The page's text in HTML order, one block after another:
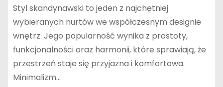
Styl skandynawski to jeden z najchętniej
wybieranych nurtów we współczesnym designie
wnętrz. Jego popularność wynika z prostoty,
funkcjonalności oraz harmonii, które sprawiają, że
przestrzeń staje się przyjazna i komfortowa.
Minimalizm…